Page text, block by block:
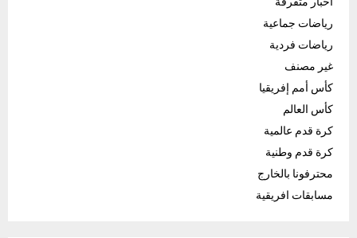
رياضات جماعية
رياضات فردية
غير مصنف
كأس أمم إفريقيا
كأس العالم
كرة قدم عالمية
كرة قدم وطنية
محترفونا بالخارج
مسابقات افريقية